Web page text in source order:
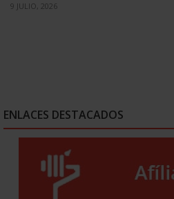
9 JULIO, 2026
ENLACES DESTACADOS